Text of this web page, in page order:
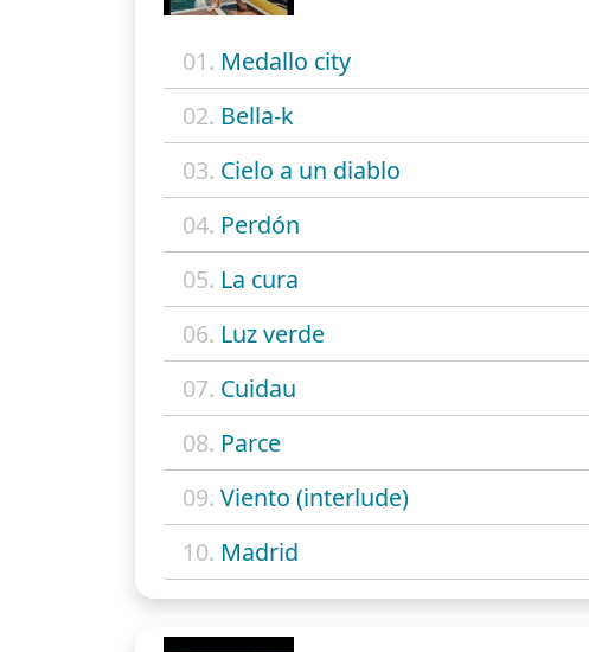
01. Medallo city
02. Bella-k
03. Cielo a un diablo
04. Perdón
05. La cura
06. Luz verde
07. Cuidau
08. Parce
09. Viento (interlude)
10. Madrid